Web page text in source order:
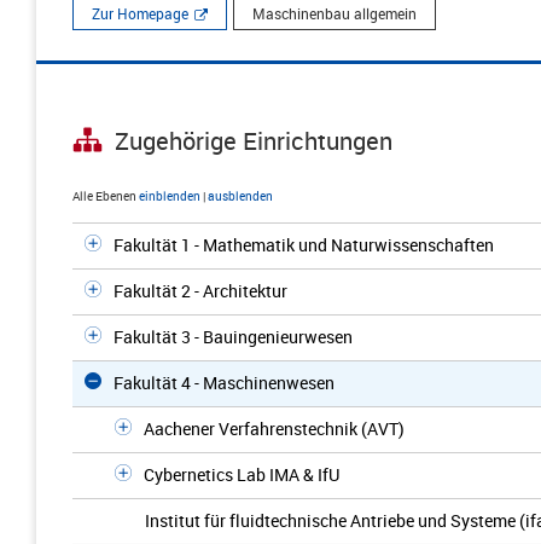
Zur Homepage Maschinenbau allgemein
Zugehörige Einrichtungen
Alle Ebenen einblenden |ausblenden
Fakultät 1 - Mathematik und Naturwissenschaften
Fakultät 2 - Architektur
Fakultät 3 - Bauingenieurwesen
Fakultät 4 - Maschinenwesen
Aachener Verfahrenstechnik (AVT)
Cybernetics Lab IMA & IfU
Institut für fluidtechnische Antriebe und Systeme